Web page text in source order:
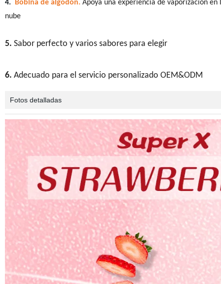
4. Bobina de algodón. Apoya una experiencia de vaporización en
nube
5. Sabor perfecto y varios sabores para elegir
6. Adecuado para el servicio personalizado OEM&ODM
Fotos detalladas